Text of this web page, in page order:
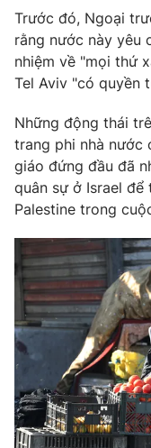
Sản phẩm
Thị trường
Lịch phát sóng
Chuyên mục khác
Emagazine
Photo
Video
VTV Money
VTV Sức khoẻ
Thị trường 24h
Trước đó, Ngoại
rằng nước này yêu
nhiệm về "mọi thứ
Tel Aviv "có quyền
Những động thái
trang phi nhà nước
giáo đứng đầu đã
quân sự ở Israel
Palestine trong